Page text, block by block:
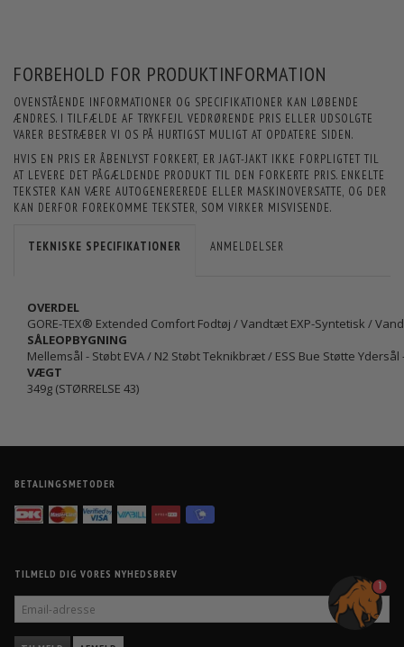
FORBEHOLD FOR PRODUKTINFORMATION
OVENSTÅENDE INFORMATIONER OG SPECIFIKATIONER KAN LØBENDE
ÆNDRES. I TILFÆLDE AF TRYKFEJL VEDRØRENDE PRIS ELLER UDSOLGTE
VARER BESTRÆBER VI OS PÅ HURTIGST MULIGT AT OPDATERE SIDEN.
HVIS EN PRIS ER ÅBENLYST FORKERT, ER JAGT-JAKT IKKE FORPLIGTET TIL
AT LEVERE DET PÅGÆLDENDE PRODUKT TIL DEN FORKERTE PRIS. ENKELTE
TEKSTER KAN VÆRE AUTOGENEREREDE ELLER MASKINOVERSATTE, OG DER
KAN DERFOR FOREKOMME TEKSTER, SOM VIRKER MISVISENDE.
TEKNISKE SPECIFIKATIONER ANMELDELSER
OVERDEL
GORE-TEX® Extended Comfort Fodtøj / Vandtæt EXP-Syntetisk /
SÅLEOPBYGNING
Mellemsål - Støbt EVA / N2 Støbt Teknikbræt / ESS Bue Støtte Ydersål
VÆGT
349g (STØRRELSE 43)
BETALINGSMETODER
TILMELD DIG VORES NYHEDSBREV
ADRESSE
1